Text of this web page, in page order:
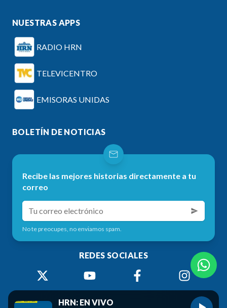
NUESTRAS APPS
RADIO HRN
TELEVICENTRO
EMISORAS UNIDAS
BOLETÍN DE NOTICIAS
Recibe las mejores historias directamente a tu
correo
No te preocupes, no enviamos spam.
REDES SOCIALES
HRN: EN VIVO